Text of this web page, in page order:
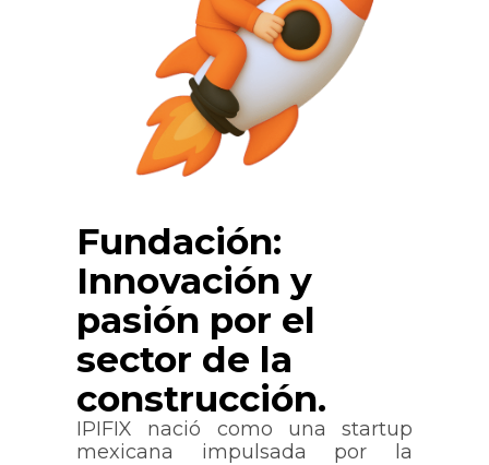
Fundación:
Innovación y
pasión por el
sector de la
construcción.
IPIFIX nació como una startup
mexicana impulsada por la